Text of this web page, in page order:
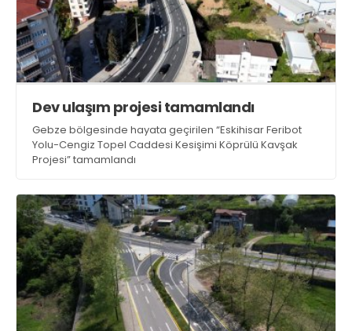
Dev ulaşım projesi tamamlandı
Gebze bölgesinde hayata geçirilen “Eskihisar Feribot
Yolu-Cengiz Topel Caddesi Kesişimi Köprülü Kavşak
Projesi” tamamlandı